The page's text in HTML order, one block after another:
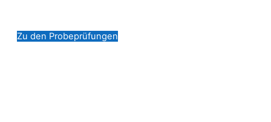
Zu den Probeprüfungen